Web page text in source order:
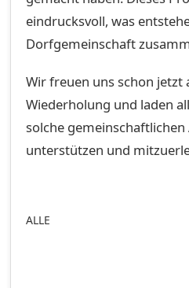
eindrucksvoll, was
Dorfgemeinschaft
Wir freuen uns schon jetzt
Wiederholung und laden
solche
unterstützen und
ALLE